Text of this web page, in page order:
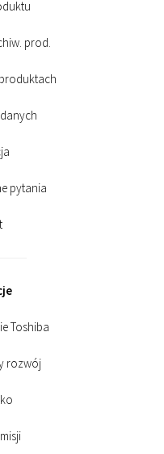
prod.
pytania
Toshiba
rozwój